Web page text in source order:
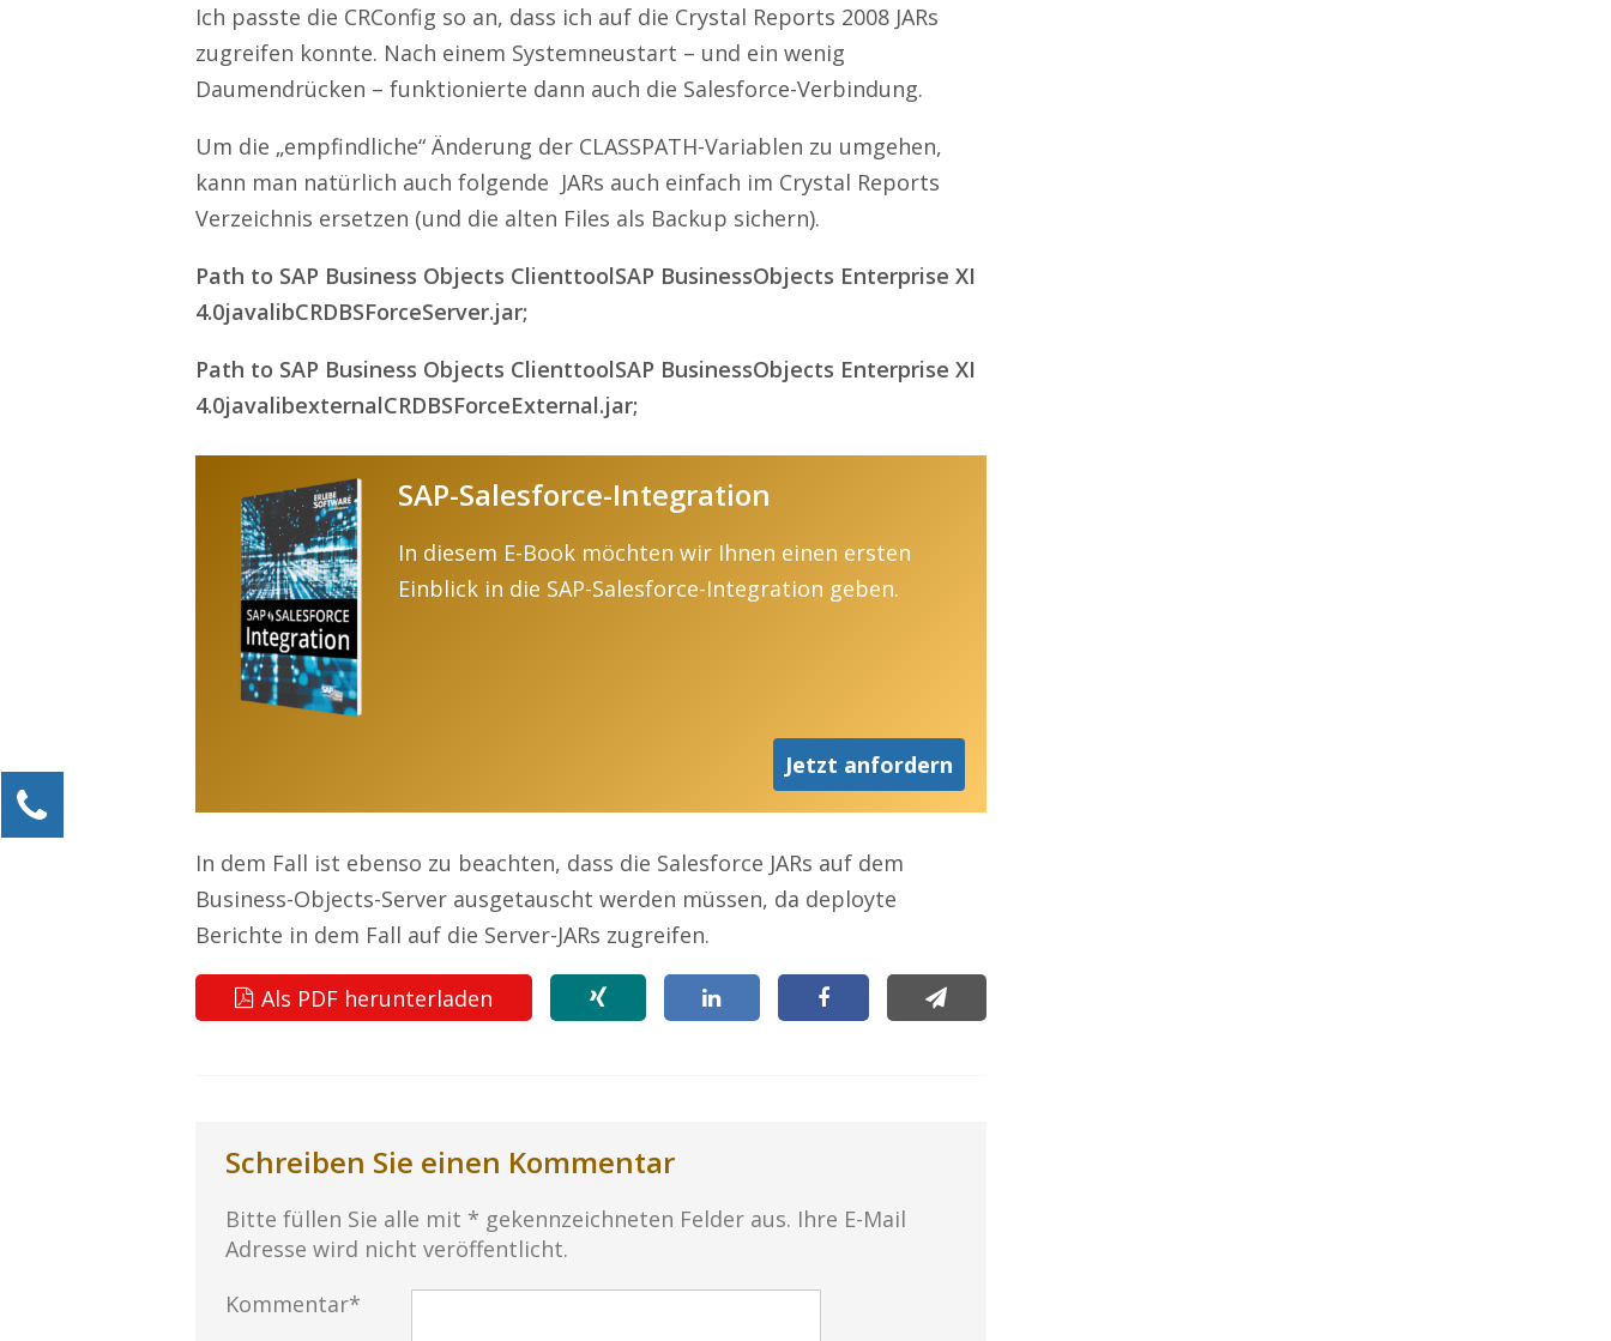
Ich passte die CRConfig so an, dass ich auf die Crystal Reports 2008 JARs
zugreifen konnte. Nach einem Systemneustart – und ein wenig
Daumendrücken – funktionierte dann auch die Salesforce-Verbindung.
Um die „empfindliche“ Änderung der CLASSPATH-Variablen zu umgehen,
kann man natürlich auch folgende JARs auch einfach im Crystal Reports
Verzeichnis ersetzen (und die alten Files als Backup sichern).
Path to SAP Business Objects ClienttoolSAP BusinessObjects Enterprise XI
4.0javalibCRDBSForceServer.jar;
Path to SAP Business Objects ClienttoolSAP BusinessObjects Enterprise XI
4.0javalibexternalCRDBSForceExternal.jar;
SAP-Salesforce-Integration
In diesem E-Book möchten wir Ihnen einen ersten
Einblick in die SAP-Salesforce-Integration geben.
Jetzt anfordern
In dem Fall ist ebenso zu beachten, dass die Salesforce JARs auf dem
Business-Objects-Server ausgetauscht werden müssen, da deployte
Berichte in dem Fall auf die Server-JARs zugreifen.
Als PDF herunterladen
Schreiben Sie einen Kommentar
Bitte füllen Sie alle mit * gekennzeichneten Felder aus. Ihre E-Mail
Adresse wird nicht veröffentlicht.
Kommentar*
Kundenservice
0211 946 285 72-15
Alexander.Koessner-Maier@erlebe-software.de
Ihre Anfrage